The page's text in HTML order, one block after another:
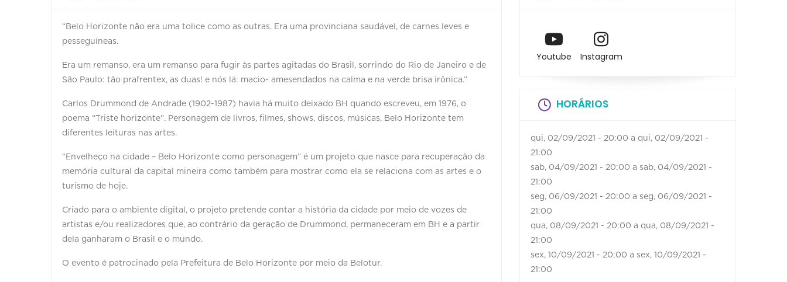
“Belo Horizonte não era uma tolice como as outras. Era uma provinciana saudável, de carnes leves e
pesseguíneas.
Era um remanso, era um remanso para fugir às partes agitadas do Brasil, sorrindo do Rio de Janeiro e de
São Paulo: tão prafrentex, as duas! e nós lá: macio- amesendados na calma e na verde brisa irônica.”
Carlos Drummond de Andrade (1902-1987) havia há muito deixado BH quando escreveu, em 1976, o
poema “Triste horizonte”. Personagem de livros, filmes, shows, discos, músicas, Belo Horizonte tem
diferentes leituras nas artes.
“Envelheço na cidade – Belo Horizonte como personagem” é um projeto que nasce para recuperação da
memória cultural da capital mineira como também para mostrar como ela se relaciona com as artes e o
turismo de hoje.
Criado para o ambiente digital, o projeto pretende contar a história da cidade por meio de vozes de
artistas e/ou realizadores que, ao contrário da geração de Drummond, permaneceram em BH e a partir
dela ganharam o Brasil e o mundo.
O evento é patrocinado pela Prefeitura de Belo Horizonte por meio da Belotur.
Youtube Instagram
HORÁRIOS
qui, 02/09/2021 - 20:00 a qui, 02/09/2021 -
21:00
sab, 04/09/2021 - 20:00 a sab, 04/09/2021 -
21:00
seg, 06/09/2021 - 20:00 a seg, 06/09/2021 -
21:00
qua, 08/09/2021 - 20:00 a qua, 08/09/2021 -
21:00
sex, 10/09/2021 - 20:00 a sex, 10/09/2021 -
21:00